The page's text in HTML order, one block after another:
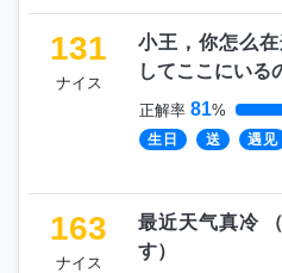
131
ナイス
小王，你怎么在
してここにいる
正解率 81%
生日 送 遇见
163
ナイス
最近天气真冷 （
す）